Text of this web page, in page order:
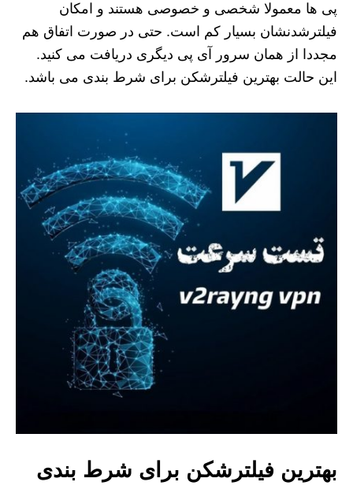
پی ها معمولا شخصی و خصوصی هستند و امکان
فیلترشدنشان بسیار کم است. حتی در صورت اتفاق هم
مجددا از همان سرور آی پی دیگری دریافت می کنید.
این حالت بهترین فیلترشکن برای شرط بندی می باشد.
بهترین فیلترشکن برای شرط بندی